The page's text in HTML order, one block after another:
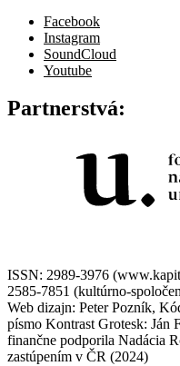
Facebook
Instagram
SoundCloud
Youtube
Partnerstvá:
ISSN: 2989-3976
2585-7851 (kultúrno-
Web dizajn: Peter Pozník,
písmo Kontrast Grotesk:
finančne podporila Nadácia
zastúpením v ČR (2024)